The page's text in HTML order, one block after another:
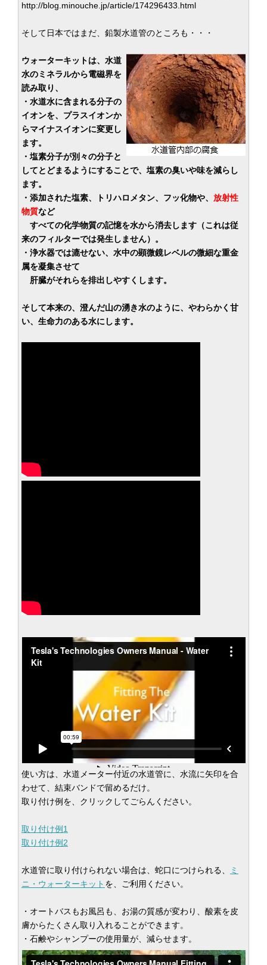
http://blog.minouche.jp/article/174296433.html
そして日本ではまだ、鉛製水道管のところも・・・
ウォーターキットは、水道
水のミネラルから電磁界を
読み取り、
・水道水に含まれる分子の
イオンを、プラスイオンか
らマイナスイオンに変更し
ます。
・塩素分子が別々の分子と
してとどまるようにすることで、塩素の臭いや味を減らし
ます。
・添加された塩素、トリハロメタン、フッ化物や、 放射性
物質など
すべての化学物質の記憶を水から消去します（これは従
来のフィルターでは発生しません）。
・浄水器では漉せない、水中の顕微鏡レベルの微細な重金
属を凝集させて
肝臓がそれらを排出しやすくします。
そして本来の、澄んだ山の湧き水のように、やわらかく甘
い、生命力のある水にします。
使い方は、水道メーター付近の水道管に、水流に矢印を合
わせて、結束バンドで留めるだけ。
取り付け例を、クリックしてごらんください。
取り付け例1
取り付け例2
水道管に取り付けられない場合は、蛇口につけられる、
ミ
ニ・ウォーターキット を、ご利用ください。
・オートバスもお風呂も、お湯の質感が変わり、酸素を皮
膚からたくさん取り入れることができます。
・石鹸やシャンプーの使用量が、減らせます。